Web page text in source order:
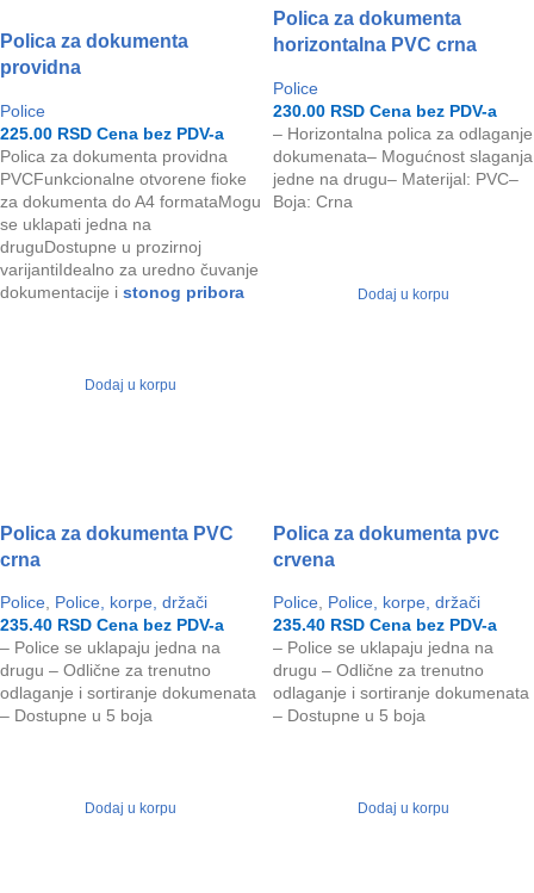
Polica za dokumenta
providna
Police
225.00 RSD Cena bez PDV-a
Polica za dokumenta providna
PVCFunkcionalne otvorene fioke
za dokumenta do A4 formataMogu
se uklapati jedna na
druguDostupne u prozirnoj
varijantiIdealno za uredno čuvanje
dokumentacije i stonog pribora
Dodaj u korpu
Polica za dokumenta
horizontalna PVC crna
Police
230.00 RSD Cena bez PDV-a
– Horizontalna polica za odlaganje
dokumenata– Mogućnost slaganja
jedne na drugu– Materijal: PVC–
Boja: Crna
Dodaj u korpu
Polica za dokumenta PVC
crna
Police, Police, korpe, držači
235.40 RSD Cena bez PDV-a
– Police se uklapaju jedna na
drugu – Odlične za trenutno
odlaganje i sortiranje dokumenata
– Dostupne u 5 boja
Dodaj u korpu
Polica za dokumenta pvc
crvena
Police, Police, korpe, držači
235.40 RSD Cena bez PDV-a
– Police se uklapaju jedna na
drugu – Odlične za trenutno
odlaganje i sortiranje dokumenata
– Dostupne u 5 boja
Dodaj u korpu